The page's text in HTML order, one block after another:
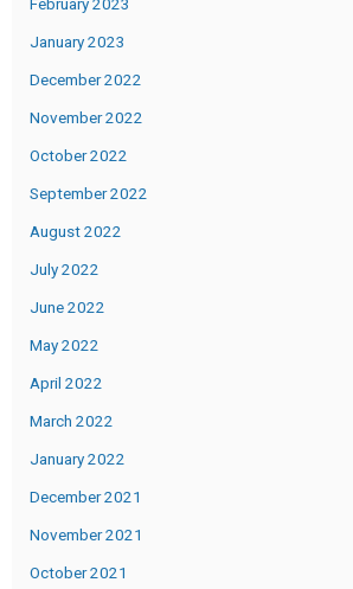
January 2023
December 2022
November 2022
October 2022
September 2022
August 2022
July 2022
June 2022
May 2022
April 2022
March 2022
January 2022
December 2021
November 2021
October 2021